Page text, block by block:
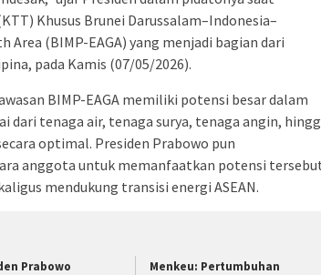
Khusus Brunei Darussalam–Indonesia–
Area (BIMP-EAGA) yang menjadi bagian dari
pada Kamis (07/05/2026).
BIMP-EAGA memiliki potensi besar dalam
dari tenaga air, tenaga surya, tenaga angin,
optimal. Presiden Prabowo pun
anggota untuk memanfaatkan potensi
mendukung transisi energi ASEAN.
Prabowo
Menkeu: Pertumbuhan